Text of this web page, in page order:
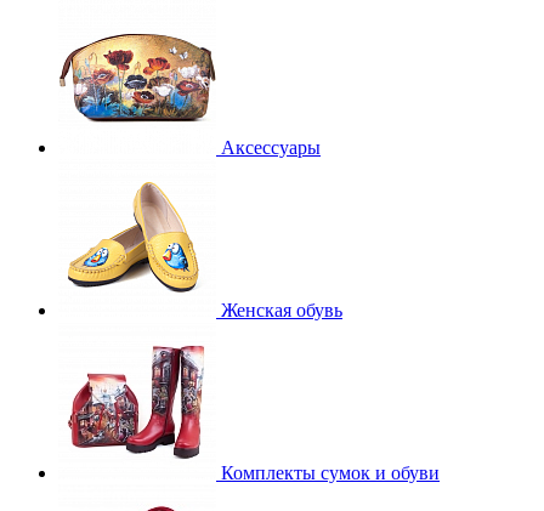
Аксессуары
Женская обувь
Комплекты сумок и обуви